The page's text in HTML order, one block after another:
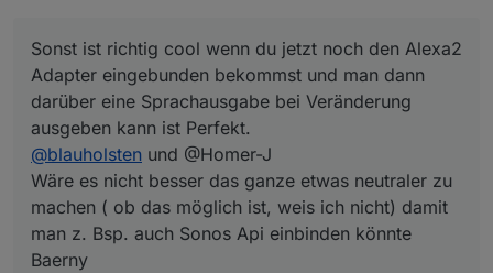
darüber eine Sprachausgabe bei Veränderung
ausgeben kann ist Perfekt.
Ich denk mit dem Sayit sollte das ja schon
funktionieren.
Vielleicht könntest du ja noch etwas einbauen, wenn
bei Nachtruhe etwas ausgelöst hat und der Changes
night circuit z.B. für 60 Sekunden auf true geht, und
dann die Nachtruhe abgestellt wird auch der
Datenpunkt sofort auf false geht, da sonst die Sirene
die 60 Sekunden durch läuft.
Sonst ist richtig cool wenn du jetzt noch den Alexa2
Adapter eingebunden bekommst und man dann
darüber eine Sprachausgabe bei Veränderung
ausgeben kann ist Perfekt.
@blauholsten und @Homer-J
Wäre es nicht besser das ganze etwas neutraler zu
machen ( ob das möglich ist, weis ich nicht) damit
man z. Bsp. auch Sonos Api einbinden könnte
Baerny